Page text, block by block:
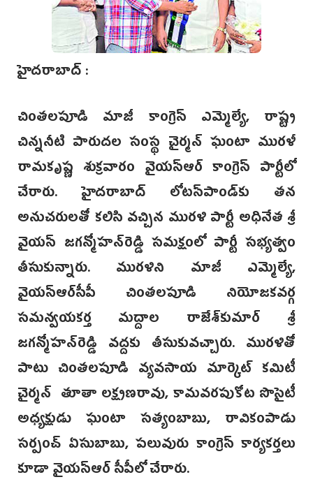
హైదరాబాద్ :
చింతలపూడి మాజీ కాంగ్రెస్ ఎమ్మెల్యే, రాష్ట్ర
చిన్ననీటి పారుదల సంస్థ చైర్మన్ ఘంటా మురళీ
రామకృష్ణ శుక్రవారం వైయస్ఆర్‌ కాంగ్రెస్ పార్టీలో
చేరారు. హైదరాబా‌ద్‌ లోటస్‌పాండ్‌కు తన
అనుచరులతో కలిసి వచ్చిన మురళి పార్టీ అధినేత శ్రీ
వైయస్ జగన్మోహన్‌రెడ్డి సమక్షంలో పార్టీ సభ్యత్వం
తీసుకున్నారు.‌ మురళిని మాజీ ఎమ్మెల్యే,
వైయస్ఆర్‌సీపీ చింతలపూడి నియోజకవర్గ
సమన్వయకర్త మద్దాల రాజేశ్‌కుమార్ శ్రీ
జగన్మోహన్‌రెడ్డి వద్దకు తీసుకువచ్చారు. మురళితో
పాటు చింతలపూడి వ్యవసాయ మార్కెట్ కమిటీ
చైర్మ‌న్‌ తూతా లక్ష్మణరావు, కామవరపుకోట సొసైటీ
అధ్యక్షుడు ఘంటా సత్యంబాబు, రావికంపాడు
సర్పంచ్ ఏసుబాబు, పలువురు కాంగ్రె‌స్ కార్యకర్తలు
కూడా వై‌యస్ఆర్‌ సీపీలో చేరారు.